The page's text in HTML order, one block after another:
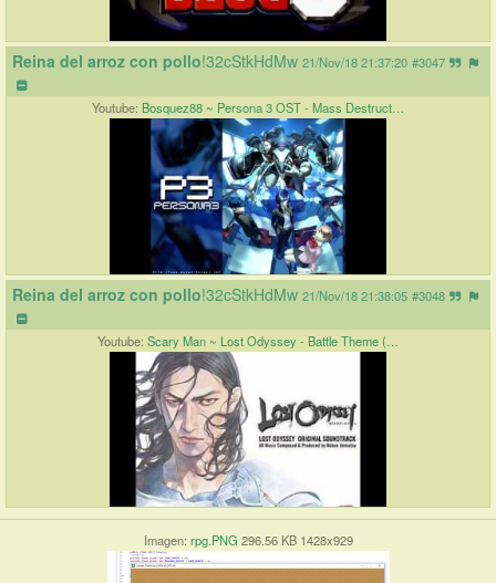
Reina del arroz con pollo!32cStkHdMw 21/Nov/18 21:37:20 #3047
Youtube: Bosquez88 ~ Persona 3 OST - Mass Destruct…
Reina del arroz con pollo!32cStkHdMw 21/Nov/18 21:38:05 #3048
Youtube: Scary Man ~ Lost Odyssey - Battle Theme (…
Imagen: rpg.PNG 296.56 KB 1428x929